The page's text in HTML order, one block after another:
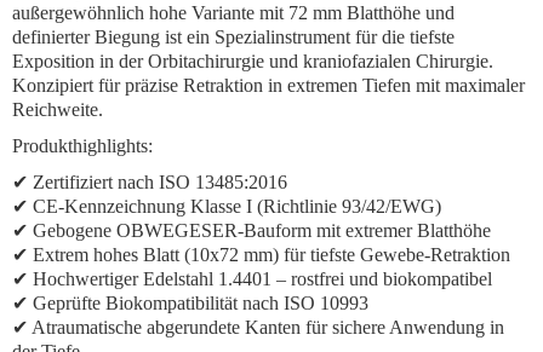
außergewöhnlich hohe Variante mit 72 mm Blatthöhe und
definierter Biegung ist ein Spezialinstrument für die tiefste
Exposition in der Orbitachirurgie und kraniofazialen Chirurgie.
Konzipiert für präzise Retraktion in extremen Tiefen mit maximaler
Reichweite.
Produkthighlights:
✔ Zertifiziert nach ISO 13485:2016
✔ CE-Kennzeichnung Klasse I (Richtlinie 93/42/EWG)
✔ Gebogene OBWEGESER-Bauform mit extremer Blatthöhe
✔ Extrem hohes Blatt (10x72 mm) für tiefste Gewebe-Retraktion
✔ Hochwertiger Edelstahl 1.4401 – rostfrei und biokompatibel
✔ Geprüfte Biokompatibilität nach ISO 10993
✔ Atraumatische abgerundete Kanten für sichere Anwendung in